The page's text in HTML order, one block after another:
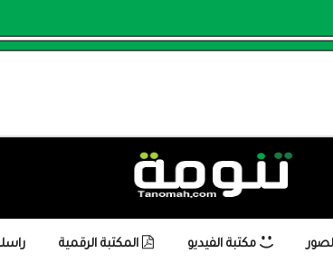
مكتبة الفيديو المكتبة الرقمية